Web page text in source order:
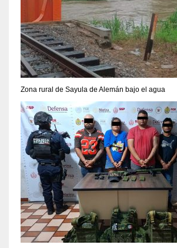
Zona rural de Sayula de Alemán bajo el agua